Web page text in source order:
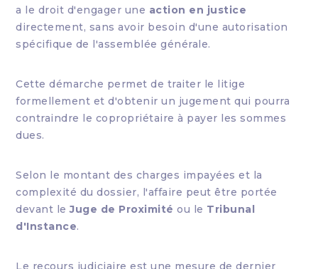
a le droit d'engager une action en justice
directement, sans avoir besoin d'une autorisation
spécifique de l'assemblée générale.
Cette démarche permet de traiter le litige
formellement et d'obtenir un jugement qui pourra
contraindre le copropriétaire à payer les sommes
dues.
Selon le montant des charges impayées et la
complexité du dossier, l'affaire peut être portée
devant leJuge de Proximité ou le Tribunal
d'Instance.
Le recours judiciaire est une mesure de dernier